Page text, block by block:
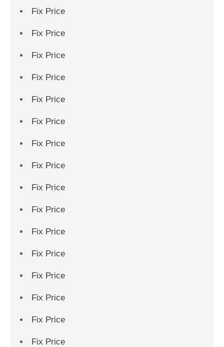
Fix Price
Fix Price
Fix Price
Fix Price
Fix Price
Fix Price
Fix Price
Fix Price
Fix Price
Fix Price
Fix Price
Fix Price
Fix Price
Fix Price
Fix Price
Fix Price